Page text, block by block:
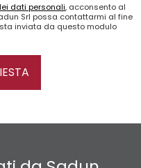
dati personali, acconsento al
Srl possa contattarmi al fine
inviata da questo modulo